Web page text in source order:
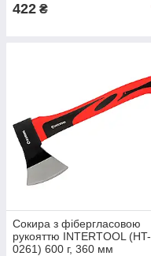
422 ₴
Сокира з фібергласовою
рукояттю INTERTOOL (HT-
0261) 600 г, 360 мм